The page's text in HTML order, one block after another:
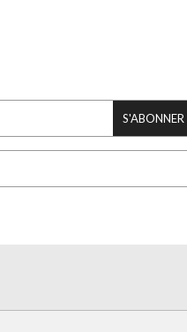
S'ABONNER